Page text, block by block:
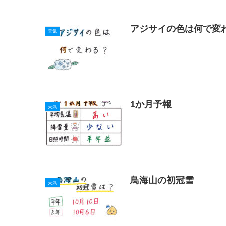
天気 アジサイの色は何で変
天気 1か月予報
天気 鳥海山の初冠雪